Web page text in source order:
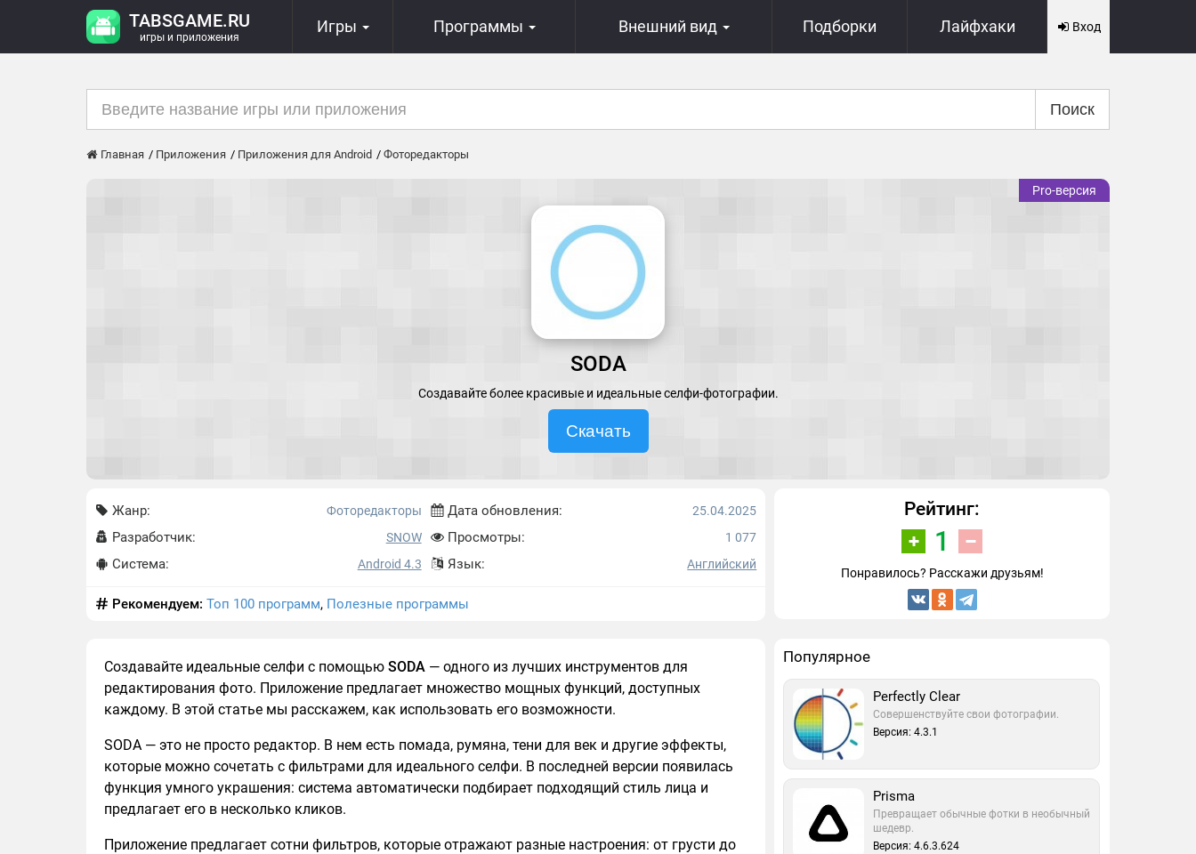
TABSGAME.RU
игры и приложения
Игры Программы Внешний вид Подборки Лайфхаки Вход
Поиск
Главная Приложения Приложения для Android Фоторедакторы
Pro-версия
SODA
Создавайте более красивые и идеальные селфи-фотографии.
Скачать
Жанр: Фоторедакторы
Разработчик: SNOW
Система: Android 4.3
Дата обновления: 25.04.2025
Просмотры: 1 077
Язык: Английский
Рекомендуем: Топ 100 программ, Полезные программы
Рейтинг:
1
Понравилось? Расскажи друзьям!
Создавайте идеальные селфи с помощью SODA — одного из лучших инструментов для
редактирования фото. Приложение предлагает множество мощных функций, доступных
каждому. В этой статье мы расскажем, как использовать его возможности.
SODA — это не просто редактор. В нем есть помада, румяна, тени для век и другие эффекты,
которые можно сочетать с фильтрами для идеального селфи. В последней версии появилась
функция умного украшения: система автоматически подбирает подходящий стиль лица и
предлагает его в несколько кликов.
Приложение предлагает сотни фильтров, которые отражают разные настроения: от грусти до
Популярное
Perfectly Clear
Совершенствуйте свои фотографии.
Версия: 4.3.1
Prisma
Превращает обычные фотки в необычный
шедевр.
Версия: 4.6.3.624